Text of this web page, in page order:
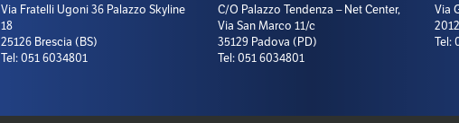
Via Fratelli Ugoni 36 Palazzo Skyline
18
25126 Brescia (BS)
Tel: 051 6034801
C/O Palazzo Tendenza – Net Center,
Via San Marco 11/c
35129 Padova (PD)
Tel: 051 6034801
Via
Tel: